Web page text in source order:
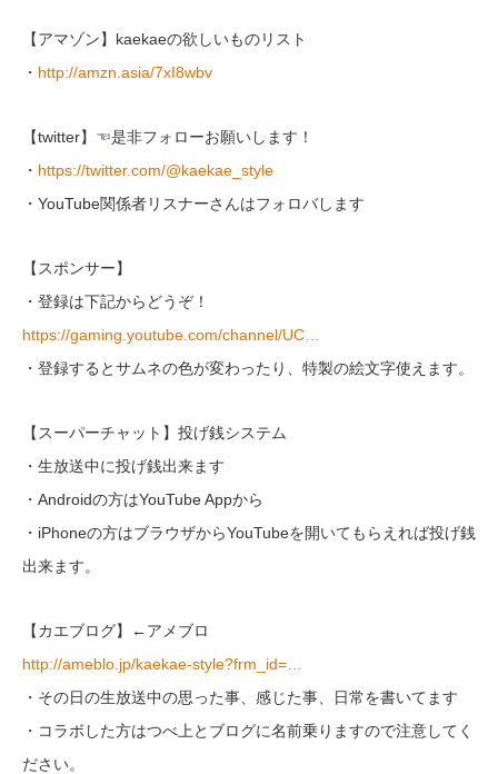
【アマゾン】kaekaeの欲しいものリスト
・ http://amzn.asia/7xI8wbv
【twitter】☜是非フォローお願いします！
・ https://twitter.com/@kaekae_style
・YouTube関係者リスナーさんはフォロバします
【スポンサー】
・登録は下記からどうぞ！
https://gaming.youtube.com/channel/UC…
・登録するとサムネの色が変わったり、特製の絵文字使えます。
【スーパーチャット】投げ銭システム
・生放送中に投げ銭出来ます
・Androidの方はYouTube Appから
・iPhoneの方はブラウザからYouTubeを開いてもらえれば投げ銭
出来ます。
【カエブログ】←アメブロ
http://ameblo.jp/kaekae-style?frm_id=…
・その日の生放送中の思った事、感じた事、日常を書いてます
・コラボした方はつべ上とブログに名前乗りますので注意してく
ださい。